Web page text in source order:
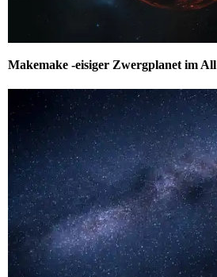
Makemake -eisiger Zwergplanet im All